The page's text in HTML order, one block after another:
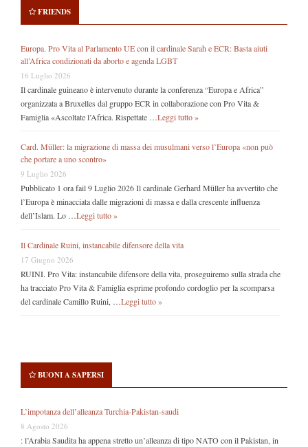
FRIENDS
Europa. Pro Vita al Parlamento UE con il cardinale Sarah e ECR: Basta aiuti
all’Africa condizionati da aborto e agenda LGBT
16 Luglio 2026
Il cardinale guineano è intervenuto durante la conferenza “Europa e Africa”
organizzata a Bruxelles dal gruppo ECR in collaborazione con Pro Vita &
Famiglia «Ascoltate l’Africa. Rispettate …Leggi tutto »
Card. Müller: la migrazione di massa dei musulmani verso l’Europa «non può
che portare a uno scontro»
9 Luglio 2026
Pubblicato 1 ora fail 9 Luglio 2026 Il cardinale Gerhard Müller ha avvertito che
l’Europa è minacciata dalle migrazioni di massa e dalla crescente influenza
dell’Islam. Lo …Leggi tutto »
Il Cardinale Ruini, instancabile difensore della vita
17 Giugno 2026
RUINI. Pro Vita: instancabile difensore della vita, proseguiremo sulla strada che
ha tracciato Pro Vita & Famiglia esprime profondo cordoglio per la scomparsa
del cardinale Camillo Ruini, …Leggi tutto »
BUONI A SAPERSI
L’impotanza dell’alleanza Turchia-Pakistan-saudi
8 Agosto 2026
: l’Arabia Saudita ha appena stretto un’alleanza di tipo NATO con il Pakistan, in